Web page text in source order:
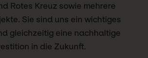
Rotes Kreuz sowie mehrere
Sie sind uns ein wichtiges
gleichzeitig eine nachhaltige
in die Zukunft.